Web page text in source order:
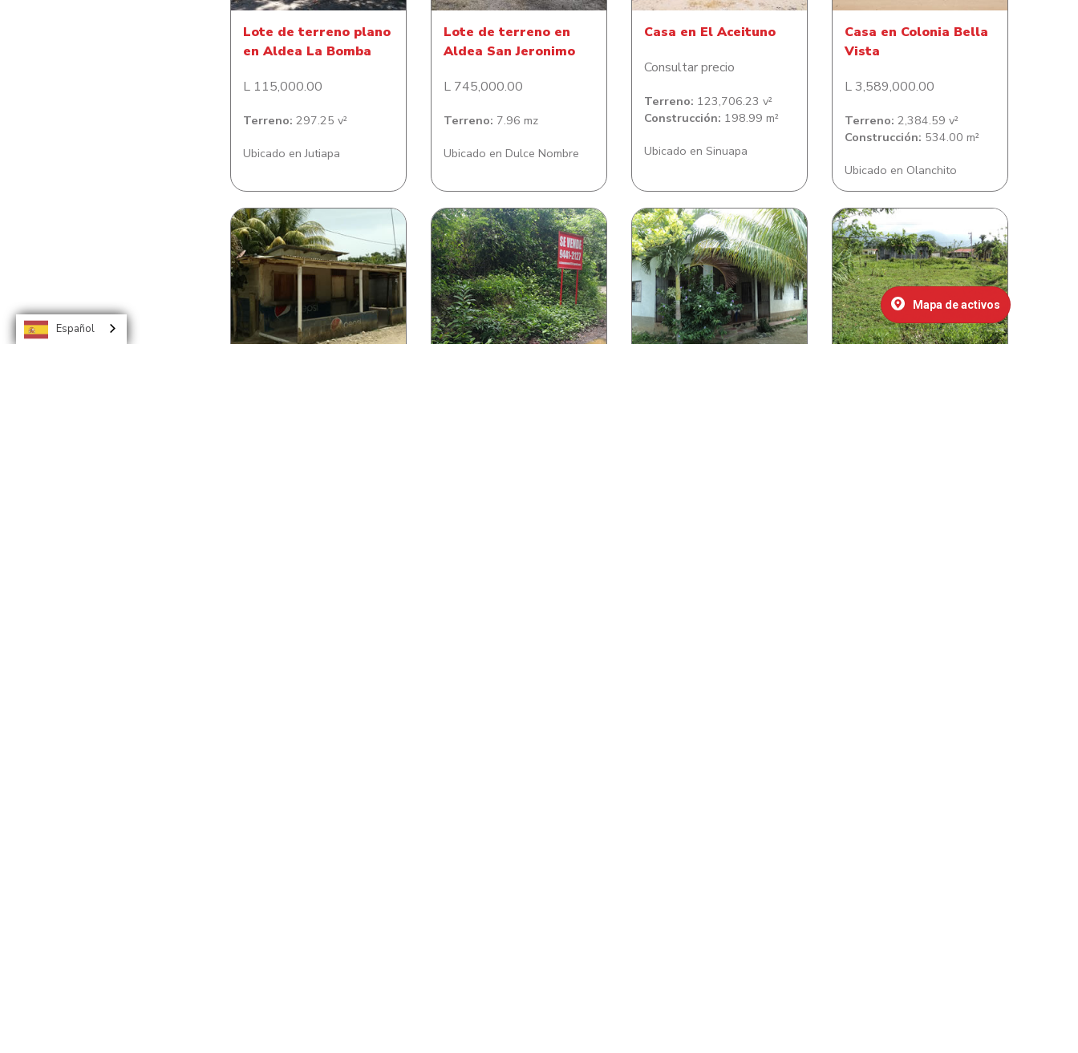
Lote de terreno plano
en Aldea La Bomba
L 115,000.00
Terreno: 297.25 v²
Ubicado en Jutiapa
Lote de terreno en
Aldea San Jeronimo
L 745,000.00
Terreno: 7.96 mz
Ubicado en Dulce Nombre
Casa en El Aceituno
Consultar precio
Terreno: 123,706.23 v²
Construcción: 198.99 m²
Ubicado en Sinuapa
Casa en Colonia Bella
Vista
L 3,589,000.00
Terreno: 2,384.59 v²
Construcción: 534.00 m²
Ubicado en Olanchito
Casa en Isleta Central
Lote de Terreno en
Diamond Rock
Casa de habitación en
colonia César Martínez
Lotes de terreno en colonia
Los Castaños
Español